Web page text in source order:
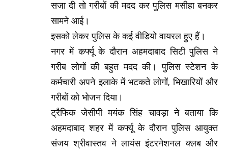
सजा दी तो गरीबों की मदद कर पुलिस मसीहा बनकर
सामने आई।
इसको लेकर पुलिस के कई वीडियो वायरल हुए हैं।
नगर में कर्फ्यू के दौरान अहमदाबाद सिटी पुलिस ने
गरीब लोगों की बहुत मदद की। पुलिस स्टेशन के
कर्मचारी अपने इलाके में भटकते लोगों, भिखारियों और
गरीबों को भोजन दिया।
ट्रैफिक जेसीपी मयंक सिंह चावड़ा ने बताया कि
अहमदाबाद शहर में कर्फ्यू के दौरान पुलिस आयुक्त
संजय श्रीवास्तव ने लायंस इंटरनेशनल क्लब और